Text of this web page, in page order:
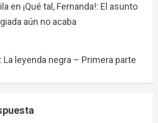
en ¡Qué tal, Fernanda!: El asunto
aún no acaba
La leyenda negra – Primera parte